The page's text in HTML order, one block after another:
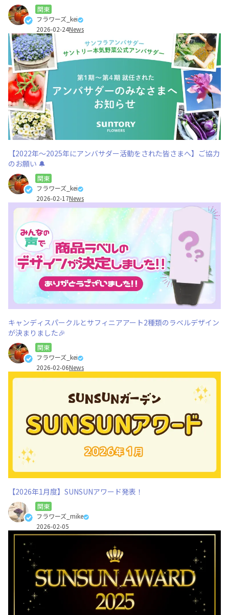
関東
フラワーズ_kei
2026-02-24News
【2022年～2025年にアンバサダー活動をされた皆さまへ】ご協力
のお願い 🔔
関東
フラワーズ_kei
2026-02-17News
キャンディスパークルとサフィニアアート2種類のラベルデザイン
が決まりました🎉
関東
フラワーズ_kei
2026-02-06News
【2026年1月度】SUNSUNアワード発表！
関東
フラワーズ_mike
2026-02-05